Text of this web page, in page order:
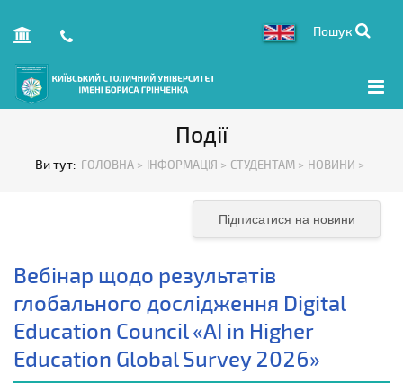
Пошук
Події
Ви тут: ГОЛОВНА > ІНФОРМАЦІЯ > СТУДЕНТАМ > НОВИНИ >
Підписатися на новини
Вебінар щодо результатів
глобального дослідження Digital
Education Council «AI in Higher
Education Global Survey 2026»